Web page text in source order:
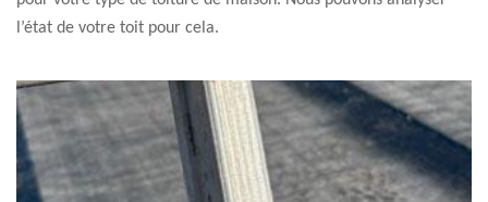
l’état de votre toit pour cela.